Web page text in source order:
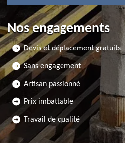
Nos engagements
Devis et déplacement gratuits
Sans engagement
Artisan passionné
Prix imbattable
Travail de qualité